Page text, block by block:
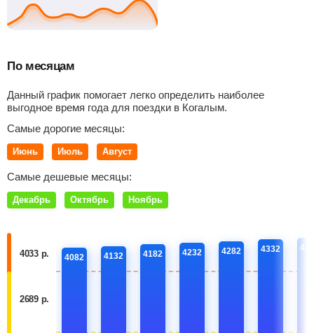
По месяцам
Данный график помогает легко определить наиболее
выгодное время года для поездки в Когалым.
Самые дорогие месяцы:
Июнь Июль Август
Самые дешевые месяцы:
Декабрь Октябрь Ноябрь
4033 р.
2689 р.
4082 4132 4182 4232 4282 4332